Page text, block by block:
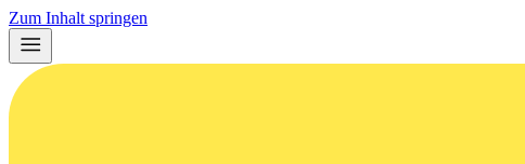
Zum Inhalt springen